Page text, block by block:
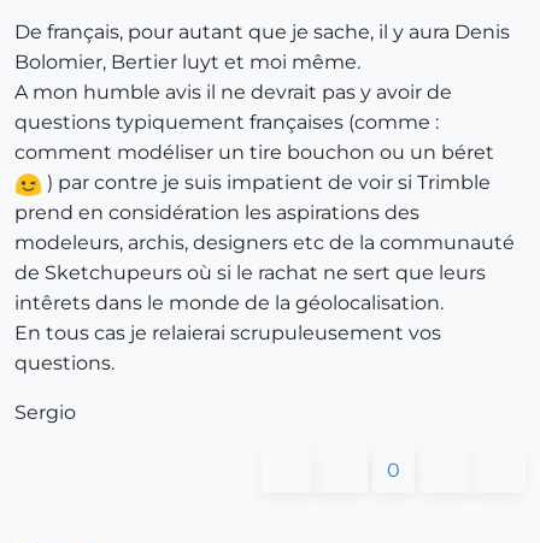
De français, pour autant que je sache, il y aura Denis
Bolomier, Bertier luyt et moi même.
A mon humble avis il ne devrait pas y avoir de
questions typiquement françaises (comme :
comment modéliser un tire bouchon ou un béret
) par contre je suis impatient de voir si Trimble
prend en considération les aspirations des
modeleurs, archis, designers etc de la communauté
de Sketchupeurs où si le rachat ne sert que leurs
intêrets dans le monde de la géolocalisation.
En tous cas je relaierai scrupuleusement vos
questions.
Sergio
0